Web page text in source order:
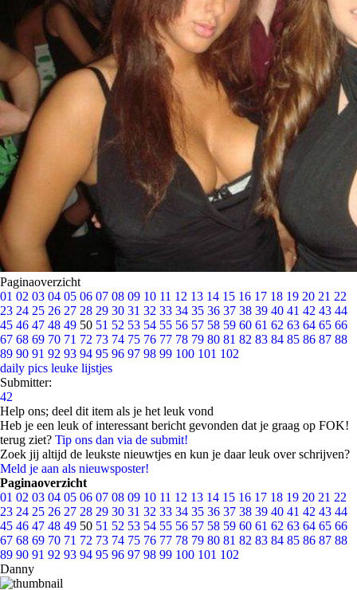
Paginaoverzicht
01 02 03 04 05 06 07 08 09 10 11 12 13 14 15 16 17 18 19 20 21 22
23 24 25 26 27 28 29 30 31 32 33 34 35 36 37 38 39 40 41 42 43 44
45 46 47 48 49 50 51 52 53 54 55 56 57 58 59 60 61 62 63 64 65 66
67 68 69 70 71 72 73 74 75 76 77 78 79 80 81 82 83 84 85 86 87 88
89 90 91 92 93 94 95 96 97 98 99 100 101 102
daily pics leuke lijstjes
Submitter:
42
Help ons; deel dit item als je het leuk vond
Heb je een leuk of interessant bericht gevonden dat je graag op FOK!
terug ziet? Tip ons dan via de submit!
Zoek jij altijd de leukste nieuwtjes en kun je daar leuk over schrijven?
Meld je aan als nieuwsposter!
Paginaoverzicht
01 02 03 04 05 06 07 08 09 10 11 12 13 14 15 16 17 18 19 20 21 22
23 24 25 26 27 28 29 30 31 32 33 34 35 36 37 38 39 40 41 42 43 44
45 46 47 48 49 50 51 52 53 54 55 56 57 58 59 60 61 62 63 64 65 66
67 68 69 70 71 72 73 74 75 76 77 78 79 80 81 82 83 84 85 86 87 88
89 90 91 92 93 94 95 96 97 98 99 100 101 102
Danny